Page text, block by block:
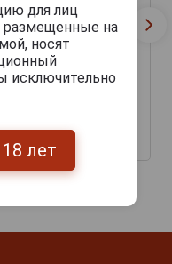
1 150 руб.
для лиц
размещенные на
носят
исключительно
лет